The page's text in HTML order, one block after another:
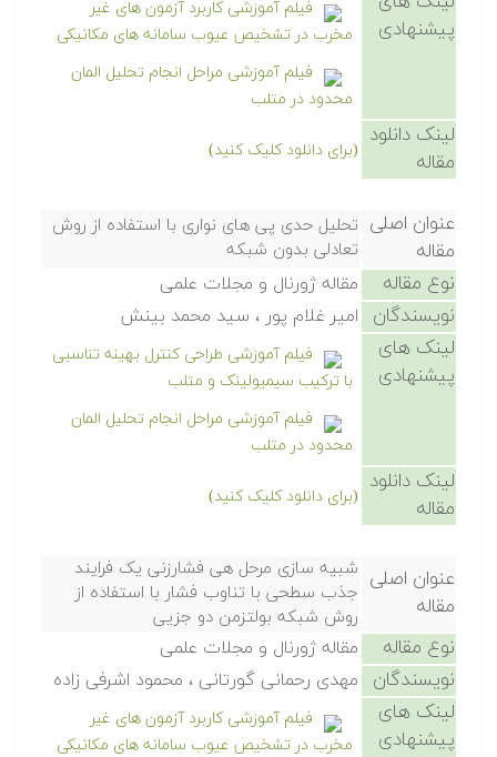
پیشنهادی
فیلم آموزشی کاربرد آزمون های غیر
مخرب در تشخیص عیوب سامانه های مکانیکی
فیلم آموزشی مراحل انجام تحلیل المان
محدود در متلب
لینک دانلود
مقاله
(برای دانلود کلیک کنید)
عنوان اصلی
مقاله
تحلیل حدی پی های نواری با استفاده از روش
تعادلی بدون شبکه
نوع مقاله مقاله ژورنال و مجلات علمی
نویسندگان امیر غلام پور ، سید محمد بینش
لینک های
پیشنهادی
فیلم آموزشی طراحی کنترل بهینه تناسبی
با ترکیب سیمیولینک و متلب
فیلم آموزشی مراحل انجام تحلیل المان
محدود در متلب
لینک دانلود
مقاله
(برای دانلود کلیک کنید)
عنوان اصلی
مقاله
شبیه سازی مرحل هی فشارزنی یک فرایند
جذب سطحی با تناوب فشار با استفاده از
روش شبکه بولتزمن دو جزیی
نوع مقاله مقاله ژورنال و مجلات علمی
نویسندگان مهدی رحمانی گورتانی ، محمود اشرفی زاده
لینک های
پیشنهادی
فیلم آموزشی کاربرد آزمون های غیر
مخرب در تشخیص عیوب سامانه های مکانیکی